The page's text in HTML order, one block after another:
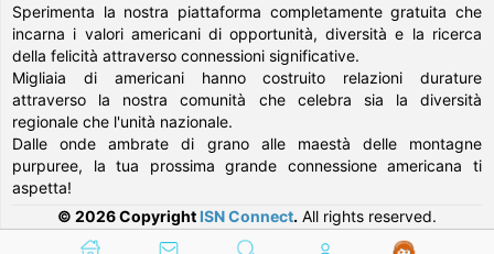
Sperimenta la nostra piattaforma completamente gratuita che
incarna i valori americani di opportunità, diversità e la ricerca
della felicità attraverso connessioni significative.
Migliaia di americani hanno costruito relazioni durature
attraverso la nostra comunità che celebra sia la diversità
regionale che l'unità nazionale.
Dalle onde ambrate di grano alle maestà delle montagne
purpuree, la tua prossima grande connessione americana ti
aspetta!
© 2026 Copyright ISN Connect. All rights reserved.